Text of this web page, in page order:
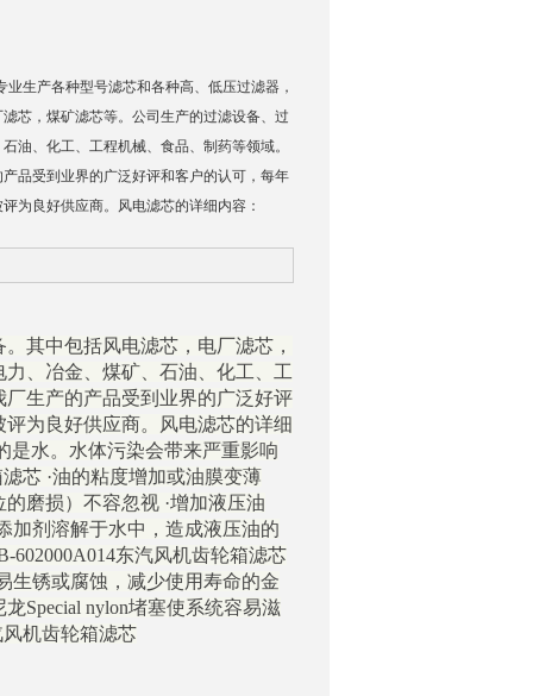
业生产各种型号滤芯和各种高、低压过滤器，
芯，煤矿滤芯等。公司生产的过滤设备、过
油、化工、工程机械、食品、制药等领域。
品受到业界的广泛好评和客户的认可，每年
为良好供应商。风电滤芯的详细内容：
其中包括风电滤芯，电厂滤芯，
、冶金、煤矿、石油、化工、工
生产的产品受到业界的广泛好评
为良好供应商。风电滤芯的详细
是水。水体污染会带来严重影响
芯 ·油的粘度增加或油膜变薄
磨损）不容忽视 ·增加液压油
加剂溶解于水中，造成液压油的
602000A014东汽风机齿轮箱滤芯
生锈或腐蚀，减少使用寿命的金
Special nylon堵塞使系统容易滋
机齿轮箱滤芯